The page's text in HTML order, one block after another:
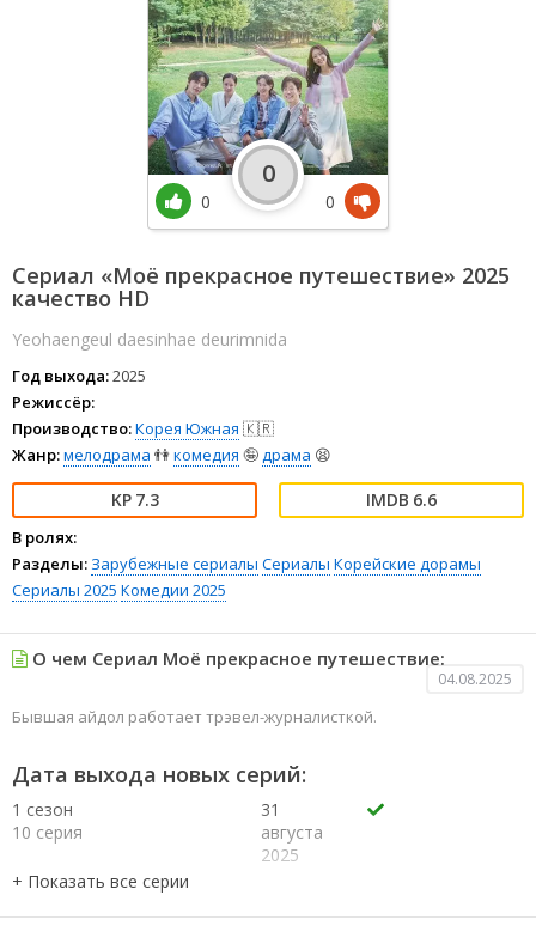
Сериал «Моё прекрасное путешествие» 2025
качество HD
Yeohaengeul daesinhae deurimnida
Год выхода:2025
Режиссёр:
Производство:Корея Южная 🇰🇷
Жанр:мелодрама 👫комедия 🤪драма 😫
7.3 6.6
В ролях:
Разделы: Зарубежные сериалы Сериалы Корейские дорамы
Сериалы 2025 Комедии 2025
0
0
0
О чем Сериал Моё прекрасное путешествие:
04.08.2025
Бывшая айдол работает трэвел-журналисткой.
Дата выхода новых серий:
1 сезон
10 серия
31
августа
2025
1 сезон
2025